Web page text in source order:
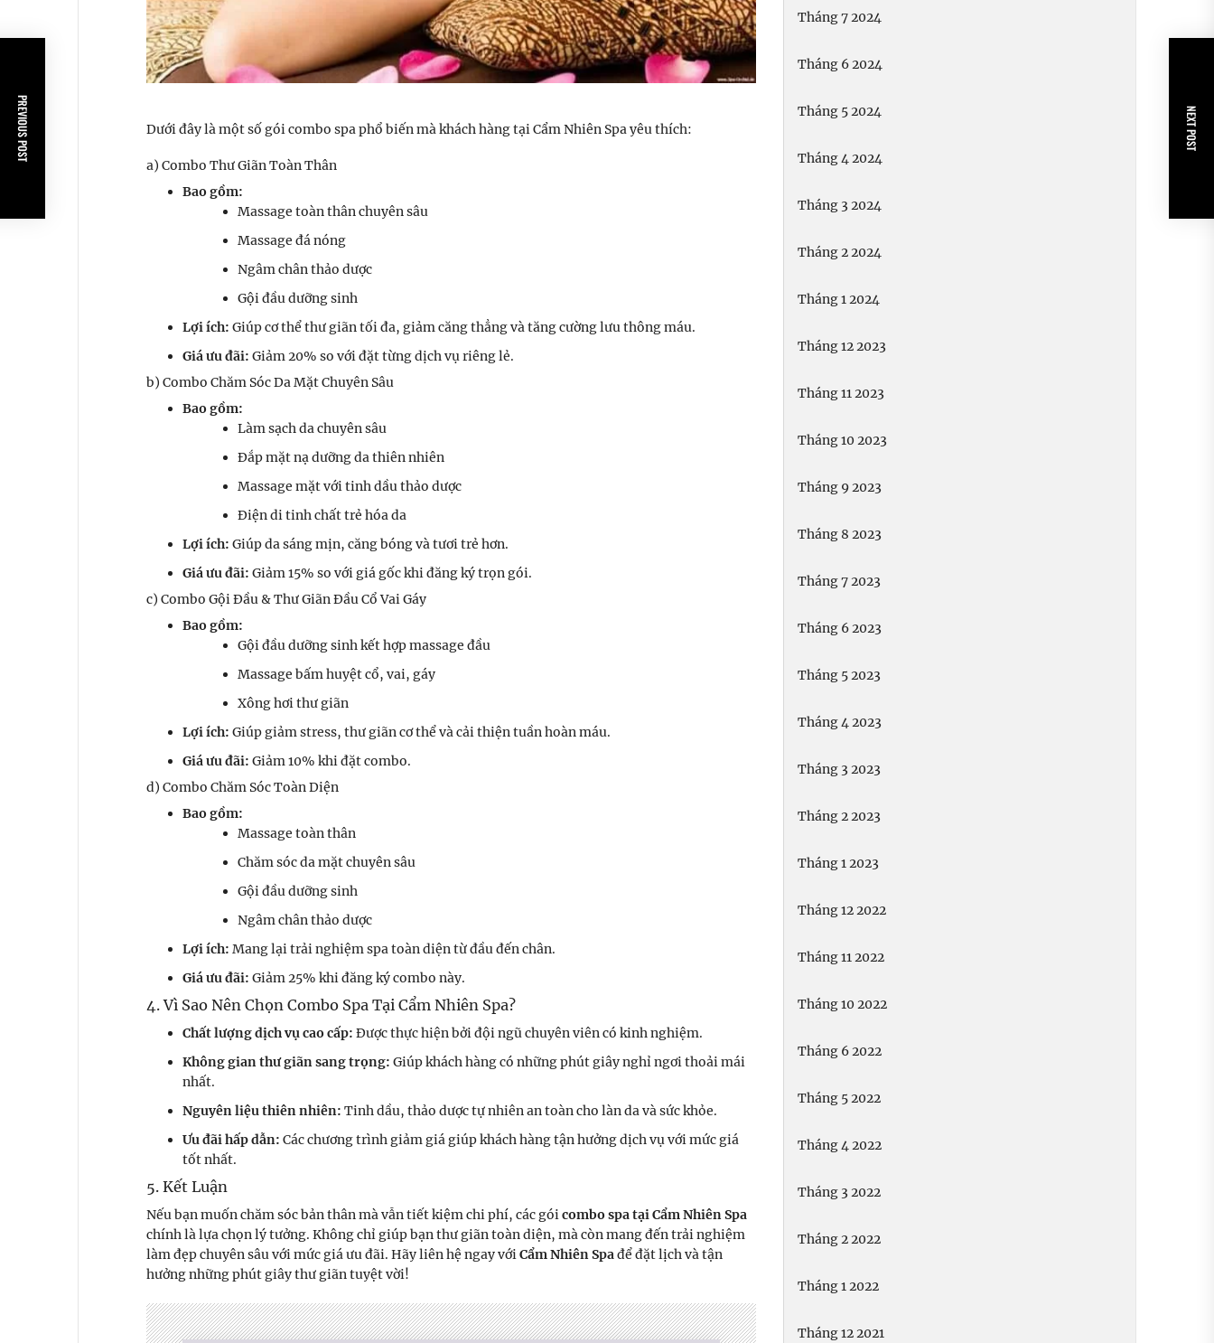
Dưới đây là một số gói combo spa phổ biến mà khách hàng tại Cẩm Nhiên Spa yêu thích:
a) Combo Thư Giãn Toàn Thân
Bao gồm:
Massage toàn thân chuyên sâu
Massage đá nóng
Ngâm chân thảo dược
Gội đầu dưỡng sinh
Lợi ích: Giúp cơ thể thư giãn tối đa, giảm căng thẳng và tăng cường lưu thông máu.
Giá ưu đãi: Giảm 20% so với đặt từng dịch vụ riêng lẻ.
b) Combo Chăm Sóc Da Mặt Chuyên Sâu
Bao gồm:
Làm sạch da chuyên sâu
Đắp mặt nạ dưỡng da thiên nhiên
Massage mặt với tinh dầu thảo dược
Điện di tinh chất trẻ hóa da
Lợi ích: Giúp da sáng mịn, căng bóng và tươi trẻ hơn.
Giá ưu đãi: Giảm 15% so với giá gốc khi đăng ký trọn gói.
c) Combo Gội Đầu & Thư Giãn Đầu Cổ Vai Gáy
Bao gồm:
Gội đầu dưỡng sinh kết hợp massage đầu
Massage bấm huyệt cổ, vai, gáy
Xông hơi thư giãn
Lợi ích: Giúp giảm stress, thư giãn cơ thể và cải thiện tuần hoàn máu.
Giá ưu đãi: Giảm 10% khi đặt combo.
d) Combo Chăm Sóc Toàn Diện
Bao gồm:
Massage toàn thân
Chăm sóc da mặt chuyên sâu
Gội đầu dưỡng sinh
Ngâm chân thảo dược
Lợi ích: Mang lại trải nghiệm spa toàn diện từ đầu đến chân.
Giá ưu đãi: Giảm 25% khi đăng ký combo này.
4. Vì Sao Nên Chọn Combo Spa Tại Cẩm Nhiên Spa?
Chất lượng dịch vụ cao cấp: Được thực hiện bởi đội ngũ chuyên viên có kinh nghiệm.
Không gian thư giãn sang trọng: Giúp khách hàng có những phút giây nghỉ ngơi thoải mái
nhất.
Nguyên liệu thiên nhiên: Tinh dầu, thảo dược tự nhiên an toàn cho làn da và sức khỏe.
Ưu đãi hấp dẫn: Các chương trình giảm giá giúp khách hàng tận hưởng dịch vụ với mức giá
tốt nhất.
5. Kết Luận
Nếu bạn muốn chăm sóc bản thân mà vẫn tiết kiệm chi phí, các góicombo spa tại Cẩm Nhiên Spa
chính là lựa chọn lý tưởng. Không chỉ giúp bạn thư giãn toàn diện, mà còn mang đến trải nghiệm
làm đẹp chuyên sâu với mức giá ưu đãi. Hãy liên hệ ngay vớiCẩm Nhiên Spađể đặt lịch và tận
hưởng những phút giây thư giãn tuyệt vời!
PREVIOUS POST NEXT POST
Tháng 7 2024
Tháng 6 2024
Tháng 5 2024
Tháng 4 2024
Tháng 3 2024
Tháng 2 2024
Tháng 1 2024
Tháng 12 2023
Tháng 11 2023
Tháng 10 2023
Tháng 9 2023
Tháng 8 2023
Tháng 7 2023
Tháng 6 2023
Tháng 5 2023
Tháng 4 2023
Tháng 3 2023
Tháng 2 2023
Tháng 1 2023
Tháng 12 2022
Tháng 11 2022
Tháng 10 2022
Tháng 6 2022
Tháng 5 2022
Tháng 4 2022
Tháng 3 2022
Tháng 2 2022
Tháng 1 2022
Tháng 12 2021